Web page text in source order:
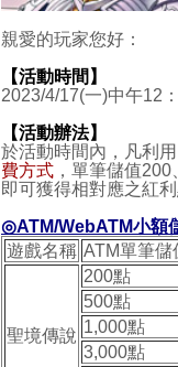
親愛的玩家您好：
【活動時間】
2023/4/17(一)中午12
【活動辦法】
於活動時間內，凡利用
費方式 ，單筆儲值
即可獲得相對應之紅
◎ATM/WebATM小額
遊戲名稱 ATM單筆儲
聖境傳說
200點
500點
1,000點
3,000點